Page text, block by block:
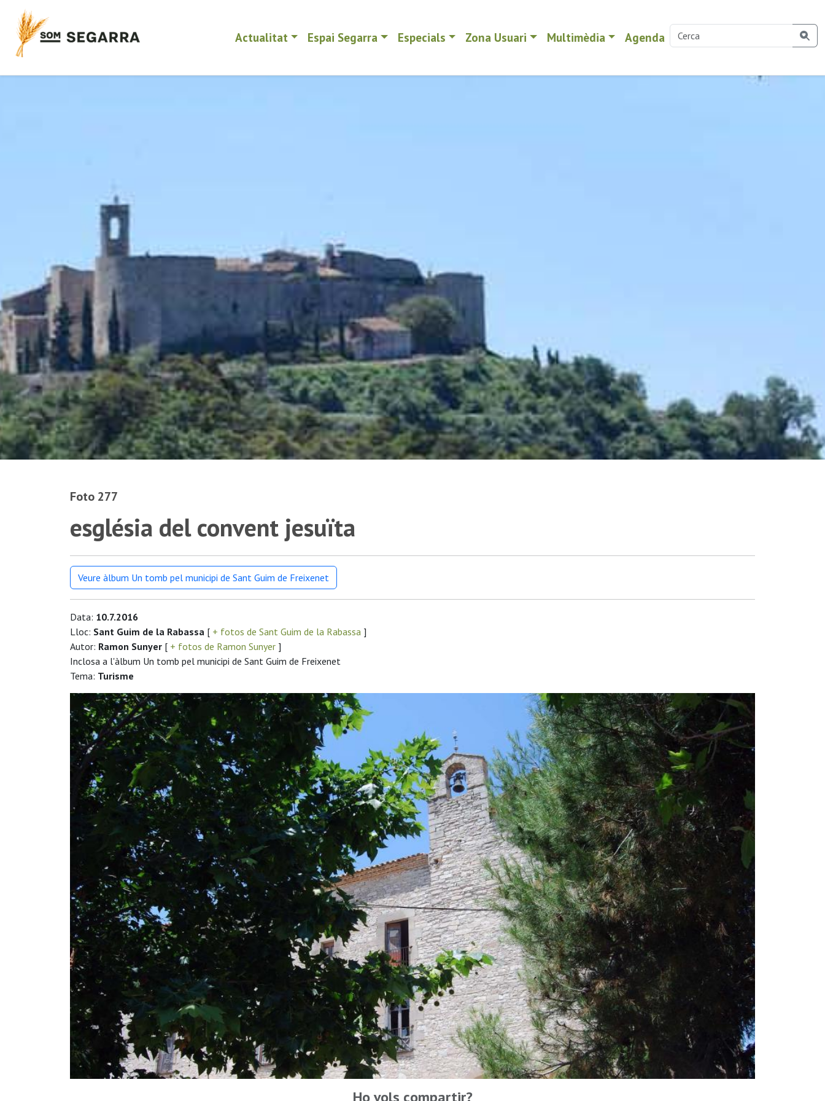
Actualitat Espai Segarra Especials Zona Usuari Multimèdia Agenda
Foto 277
església del convent jesuïta
Veure àlbum Un tomb pel municipi de Sant Guim de Freixenet
Data: 10.7.2016
Lloc: Sant Guim de la Rabassa [ + fotos de Sant Guim de la Rabassa ]
Autor: Ramon Sunyer [ + fotos de Ramon Sunyer ]
Inclosa a l'àlbum Un tomb pel municipi de Sant Guim de Freixenet
Tema: Turisme
Ho vols compartir?